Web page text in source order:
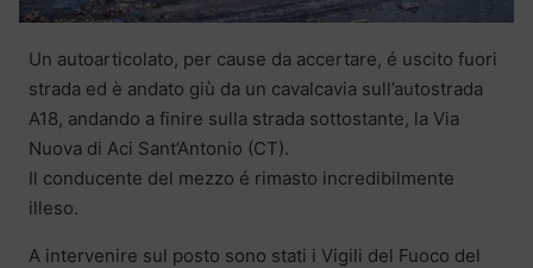
Un autoarticolato, per cause da accertare, é uscito fuori
strada ed è andato giù da un cavalcavia sull’autostrada
A18, andando a finire sulla strada sottostante, la Via
Nuova di Aci Sant’Antonio (CT).
Il conducente del mezzo é rimasto incredibilmente
illeso.
A intervenire sul posto sono stati i Vigili del Fuoco del